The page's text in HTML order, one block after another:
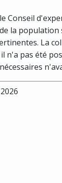
Conseil
la population
La
n'a pas été